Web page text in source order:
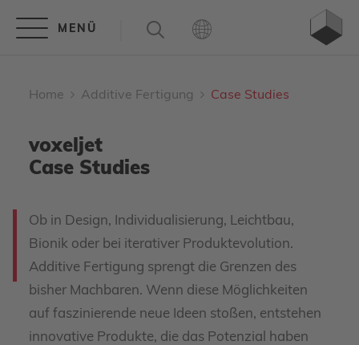
Home Additive Fertigung Case Studies
voxeljet
Case Studies
Ob in Design, Individualisierung, Leichtbau,
Bionik oder bei iterativer Produktevolution.
Additive Fertigung sprengt die Grenzen des
bisher Machbaren. Wenn diese Möglichkeiten
auf faszinierende neue Ideen stoßen, entstehen
innovative Produkte, die das Potenzial haben